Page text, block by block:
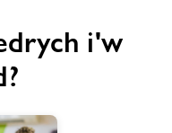
Nawr
i'w